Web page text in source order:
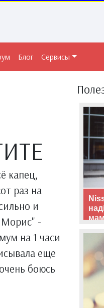
Блог Сервисы
капец,
раз на
и
Морис" -
на 1 часи
еще
боюсь